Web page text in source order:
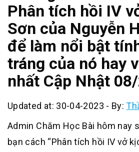
Phân tích hồi IV
Sơn của Nguyễn
để làm nổi bật
tráng của nó hay
nhất Cập Nhật
Updated at: 30-04-2023 - By:
Admin Chăm Học Bài hôm nay
bạn cách “Phân tích hồi IV vở